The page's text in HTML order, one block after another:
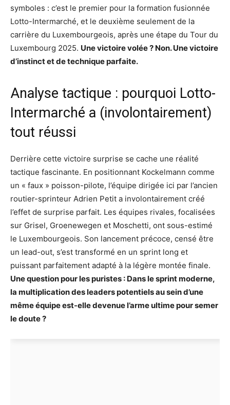
symboles : c’est le premier pour la formation fusionnée
Lotto-Intermarché, et le deuxième seulement de la
carrière du Luxembourgeois, après une étape du Tour du
Luxembourg 2025. Une victoire volée ? Non. Une victoire
d’instinct et de technique parfaite.
Analyse tactique : pourquoi Lotto-
Intermarché a (involontairement)
tout réussi
Derrière cette victoire surprise se cache une réalité
tactique fascinante. En positionnant Kockelmann comme
un « faux » poisson-pilote, l’équipe dirigée ici par l’ancien
routier-sprinteur Adrien Petit a involontairement créé
l’effet de surprise parfait. Les équipes rivales, focalisées
sur Grisel, Groenewegen et Moschetti, ont sous-estimé
le Luxembourgeois. Son lancement précoce, censé être
un lead-out, s’est transformé en un sprint long et
puissant parfaitement adapté à la légère montée finale.
Une question pour les puristes : Dans le sprint moderne,
la multiplication des leaders potentiels au sein d’une
même équipe est-elle devenue l’arme ultime pour semer
le doute ?